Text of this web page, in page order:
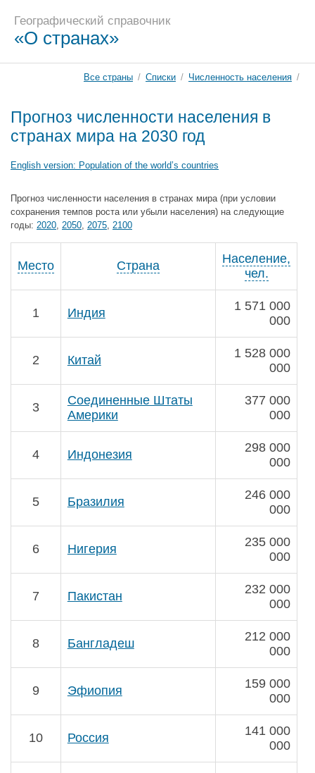
Географический справочник
«О странах»
Все страны / Списки / Численность населения /
Прогноз численности населения в
странах мира на 2030 год
English version: Population of the world’s countries
Прогноз численности населения в странах мира (при условии
сохранения темпов роста или убыли населения) на следующие
годы: 2020, 2050, 2075, 2100
Место Страна
Население,
чел.
1 Индия
1 571 000
000
2 Китай
1 528 000
000
3
Соединенные Штаты
Америки
377 000
000
4 Индонезия
298 000
000
5 Бразилия
246 000
000
6 Нигерия
235 000
000
7 Пакистан
232 000
000
8 Бангладеш
212 000
000
9 Эфиопия
159 000
000
10 Россия
141 000
000